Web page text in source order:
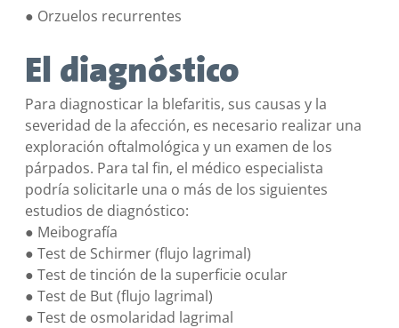
● Orzuelos recurrentes
El diagnóstico
Para diagnosticar la blefaritis, sus causas y la
severidad de la afección, es necesario realizar una
exploración oftalmológica y un examen de los
párpados. Para tal fin, el médico especialista
podría solicitarle una o más de los siguientes
estudios de diagnóstico:
● Meibografía
● Test de Schirmer (flujo lagrimal)
● Test de tinción de la superficie ocular
● Test de But (flujo lagrimal)
● Test de osmolaridad lagrimal